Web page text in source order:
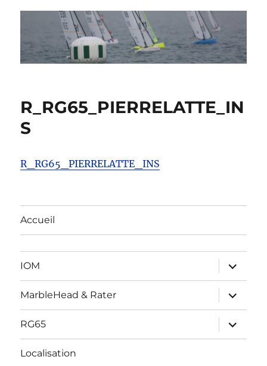
R_RG65_PIERRELATTE_IN
S
R_RG65_PIERRELATTE_INS
Accueil
IOM
ouvrir
le
sous-
menu
MarbleHead & Rater
ouvrir
le
sous-
menu
RG65
ouvrir
le
sous-
Localisation